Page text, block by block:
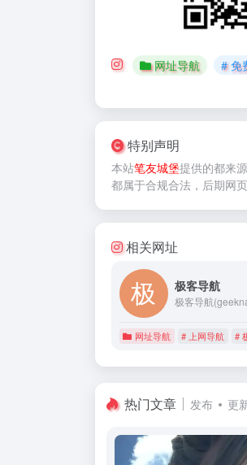
网址导航 # 免
特别声明
本站笔友城堡提供的都来
都属于合规合法，后期网
相关网址
极客导航
网址导航 # 上网导航 #
热门文章 发布 更